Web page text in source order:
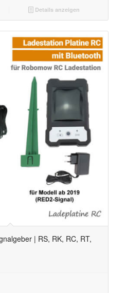
Details anzeigen
| RS, RK, RC, RT,